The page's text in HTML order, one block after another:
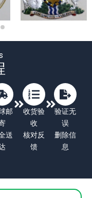
邮
送
收货验
收
核对反
馈
验证无
误
删除信
息